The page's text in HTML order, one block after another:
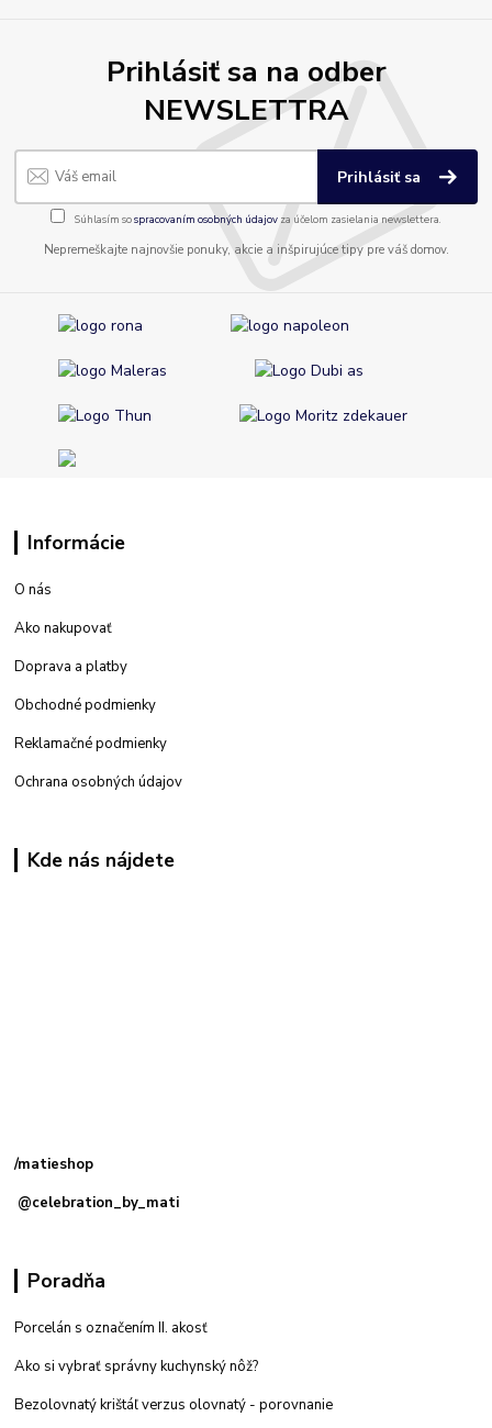
Prihlásiť sa na odber
NEWSLETTRA
Prihlásiť sa
Súhlasím sospracovaním osobných údajov za účelom zasielania newslettera.
Nepremeškajte najnovšie ponuky, akcie a inšpirujúce tipy pre váš domov.
Informácie
O nás
Ako nakupovať
Doprava a platby
Obchodné podmienky
Reklamačné podmienky
Ochrana osobných údajov
Kde nás nájdete
/matieshop
@celebration_by_mati
Poradňa
Porcelán s označením II. akosť
Ako si vybrať správny kuchynský nôž?
Bezolovnatý krištáľ verzus olovnatý - porovnanie